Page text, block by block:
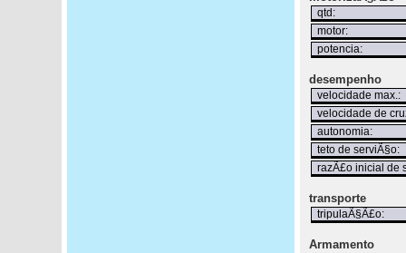
qtd:
motor:
potencia:
desempenho
velocidade max.:
velocidade de
autonomia:
teto de serviÃ§o:
razÃ£o inicial de
transporte
tripulaÃ§Ã£o:
Armamento